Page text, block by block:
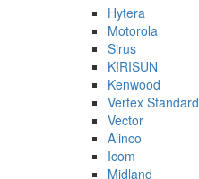
Hytera
Motorola
Sirus
KIRISUN
Kenwood
Vertex Standard
Vector
Alinco
Icom
Midland